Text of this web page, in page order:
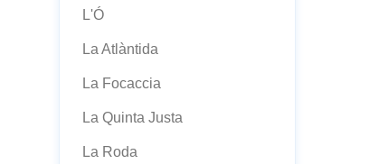
L'Ó
La Atlàntida
La Focaccia
La Quinta Justa
La Roda